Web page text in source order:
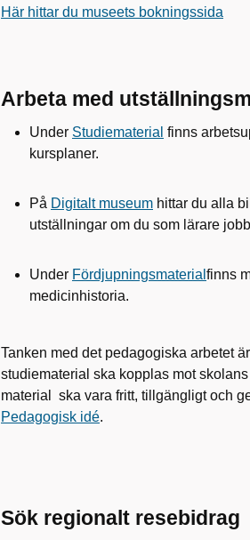
Här hittar du museets bokningssida
Arbeta med
Under Studiematerial finns
kursplaner.
På Digitalt museum hittar du alla
utställningar om du som lärare
Under Fördjupningsmaterial finns
medicinhistoria.
Tanken med det pedagogiska arbetet
studiematerial ska kopplas mot
material ska vara fritt, tillgängligt och
Pedagogisk idé.
Sök regionalt resebidrag